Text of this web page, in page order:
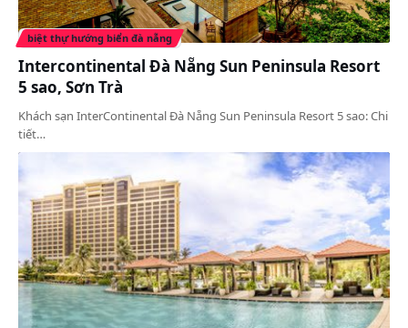
biệt thự hướng biển đà nẵng
Intercontinental Đà Nẵng Sun Peninsula Resort
5 sao, Sơn Trà
Khách sạn InterContinental Đà Nẵng Sun Peninsula Resort 5 sao: Chi
tiết…